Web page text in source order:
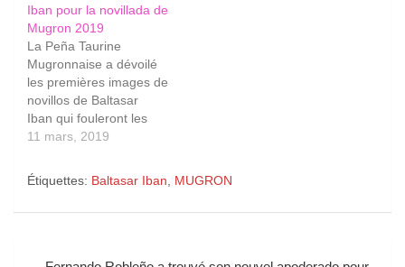
Iban pour la novillada de
Mugron 2019
La Peña Taurine
Mugronnaise a dévoilé
les premières images de
novillos de Baltasar
Iban qui fouleront les
arènes de la Condrette le
Pour rappel, les novillos
de Baltasar Iban seront
piquée, Dorian Canton et
11 mars, 2019
Étiquettes: Baltasar Iban MUGRON